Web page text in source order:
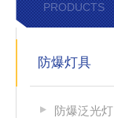
PRODUCTS
防爆灯具
防爆泛光灯